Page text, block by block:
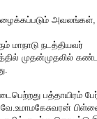
இழைக்கப்படும்
மாநாடு நடத்தியவர்
முதன்முதலில்
பத்தாயிரம்